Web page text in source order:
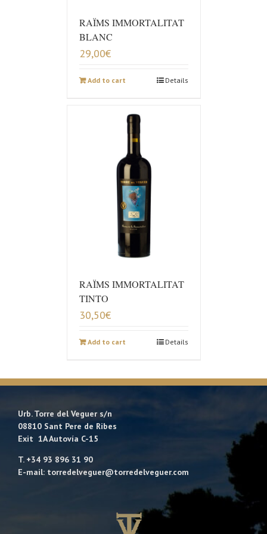
RAÏMS IMMORTALITAT
BLANC
29,00€
Add to cart Details
RAÏMS IMMORTALITAT
TINTO
30,50€
Add to cart Details
Urb. Torre del Veguer s/n
08810 Sant Pere de Ribes
Exit 1A Autovía C-15
T. +34 93 896 31 90
E-mail: torredelveguer@torredelveguer.com